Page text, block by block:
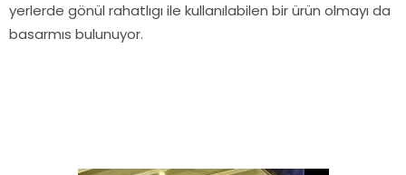
yerlerde gönül rahatlıgı ile kullanılabilen bir ürün olmayı da
basarmıs bulunuyor.